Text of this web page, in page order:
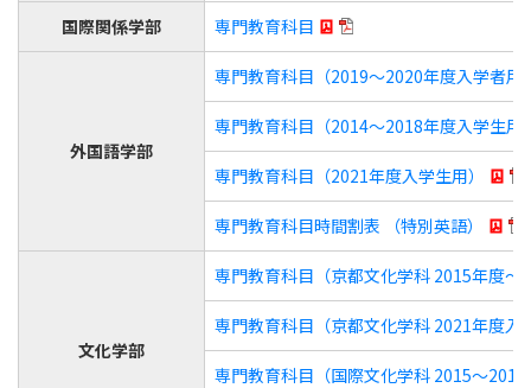
国際関係学部 専門教育科目
外国語学部
専門教育科目（2019～2020年度入学者用
専門教育科目（2014～2018年度入学生用
専門教育科目（2021年度入学生用）
専門教育科目時間割表 （特別英語）
文化学部
専門教育科目（京都文化学科 2015年度～
専門教育科目（京都文化学科 2021年度入
専門教育科目（国際文化学科 2015～